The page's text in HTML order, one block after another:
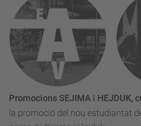
la promoció del nou estudiantat
Promocions SEJIMA i HEJDUK,